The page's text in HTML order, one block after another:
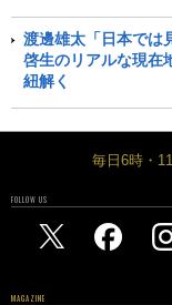
渡邊雄太「日本では
啓生のリアルな現在
紐解く
毎日6時・
FOLLOW US
MAGAZINE